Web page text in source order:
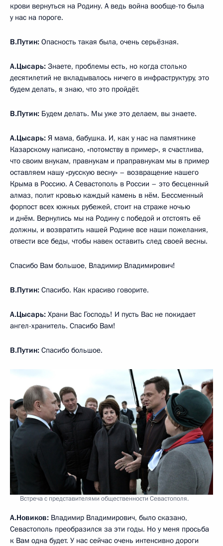
крови вернуться на Родину. А ведь война вообще-то была
у нас на пороге.
В.Путин: Опасность такая была, очень серьёзная.
А.Цысарь: Знаете, проблемы есть, но когда столько
десятилетий не вкладывалось ничего в инфраструктуру, это
будем делать, я знаю, что это пройдёт.
В.Путин: Будем делать. Мы уже это делаем, вы знаете.
А.Цысарь: Я мама, бабушка. И, как у нас на памятнике
Казарскому написано, «потомству в пример», я счастлива,
что своим внукам, правнукам и праправнукам мы в пример
оставляем нашу «русскую весну» – возвращение нашего
Крыма в Россию. А Севастополь в России – это бесценный
алмаз, полит кровью каждый камень в нём. Бессменный
форпост всех южных рубежей, стоит на страже ночью
и днём. Вернулись мы на Родину с победой и отстоять её
должны, и возвратить нашей Родине все наши пожелания,
отвести все беды, чтобы навек оставить след своей весны.
Спасибо Вам большое, Владимир Владимирович!
В.Путин: Спасибо. Как красиво говорите.
А.Цысарь: Храни Вас Господь! И пусть Вас не покидает
ангел-хранитель. Спасибо Вам!
В.Путин: Спасибо большое.
Встреча с представителями общественности Севастополя.
А.Новиков: Владимир Владимирович, было сказано,
Севастополь преобразился за эти годы. Но у меня просьба
к Вам одна будет. У нас сейчас очень интенсивно дороги